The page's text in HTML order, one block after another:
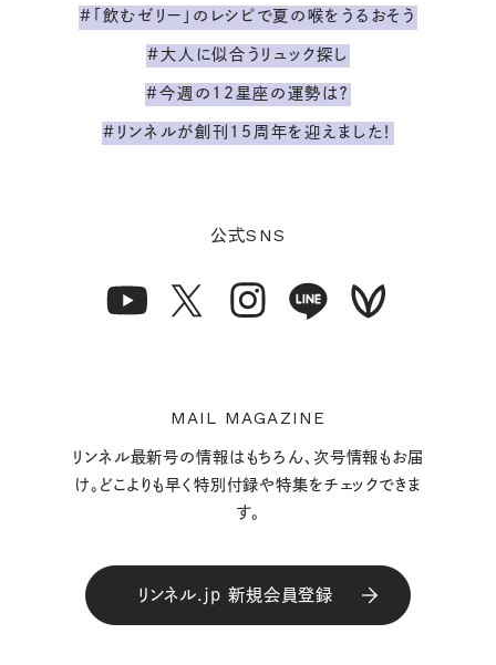
#「飲むゼリー」のレシピで夏の喉をうるおそう
#大人に似合うリュック探し
#今週の12星座の運勢は？
#リンネルが創刊15周年を迎えました！
公式SNS
MAIL MAGAZINE
リンネル最新号の情報はもちろん、次号情報もお届
け。どこよりも早く特別付録や特集をチェックできま
す。
リンネル.jp 新規会員登録